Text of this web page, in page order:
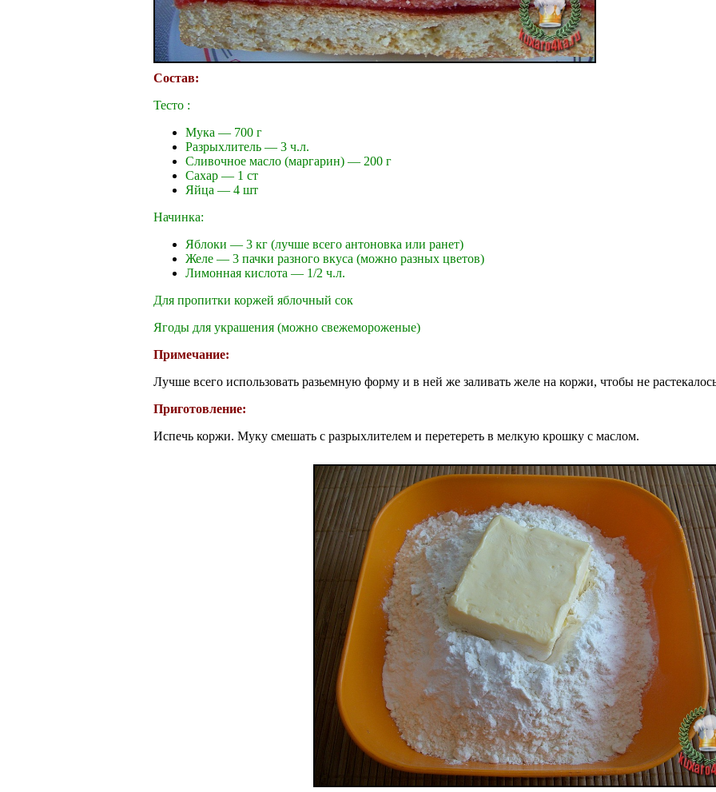
Состав:
Тесто :
Мука — 700 г
Разрыхлитель — 3 ч.л.
Cливочное масло (маргарин) — 200 г
Сахар — 1 ст
Яйца — 4 шт
Начинка:
Яблоки — 3 кг (лучше всего антоновка или ранет)
Желе — 3 пачки разного вкуса (можно разных цветов)
Лимонная кислота — 1/2 ч.л.
Для пропитки коржей яблочный сок
Ягоды для украшения (можно свежемороженые)
Примечание:
Лучше всего использовать разьемную форму и в ней же заливать желе на коржи, чтобы не
Приготовление:
Испечь коржи. Муку смешать с разрыхлителем и перетереть в мелкую крошку с маслом.